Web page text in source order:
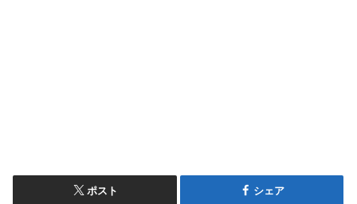
ポスト シェア